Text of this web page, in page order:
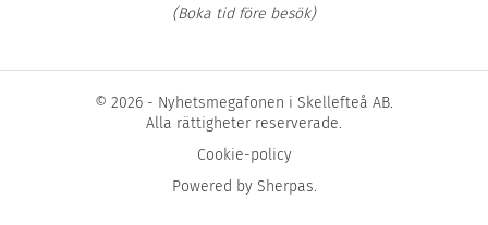
(Boka tid före besök)
© 2026 - Nyhetsmegafonen i Skellefteå AB.
Alla rättigheter reserverade.
Cookie-policy
Powered by Sherpas.